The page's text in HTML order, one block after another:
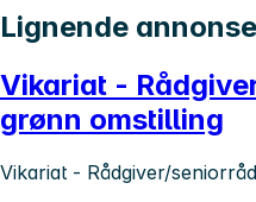
Lignende
Vikariat -
grønn omstilling
Vikariat - Rådgiver/